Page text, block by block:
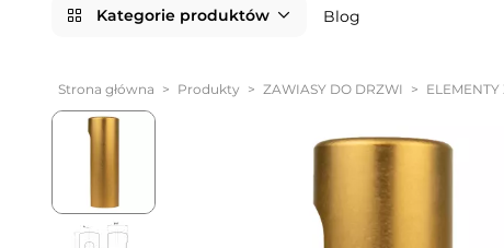
Kategorie produktów Blog
Strona główna > Produkty > ZAWIASY DO DRZWI >